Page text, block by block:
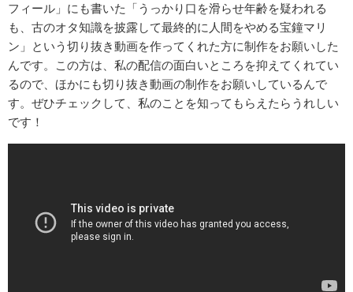
フィール」にも書いた「うっかり口を滑らせ年齢を疑われる
も、古のオタ知識を披露して最終的に人間をやめる宝鐘マリ
ン」という切り抜き動画を作ってくれた方に制作をお願いした
んです。この方は、私の配信の面白いところを抑えてくれてい
るので、ほかにも切り抜き動画の制作をお願いしているんで
す。ぜひチェックして、私のことを知ってもらえたらうれしい
です！